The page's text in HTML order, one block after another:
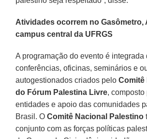
Atividades ocorrem no Gasômetro,
campus central da UFRGS
A programação do evento é integrada
conferências, oficinas, seminários e
autogestionados criados peloComitê
do Fórum Palestina Livre, composto
entidades e apoio das comunidades
Brasil. OComitê Nacional Palestino
conjunto com as forças políticas